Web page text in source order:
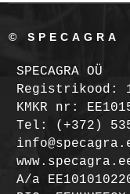
© SPECAGRA
SPECAGRA OÜ
Registrikood:
KMKR nr:
Tel: (+372)
A/a